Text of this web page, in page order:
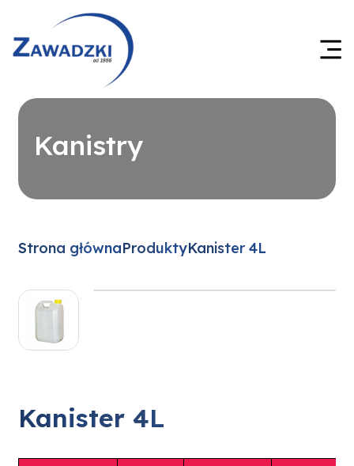
Kanistry
Strona głównaProduktyKanister 4L
Kanister 4L